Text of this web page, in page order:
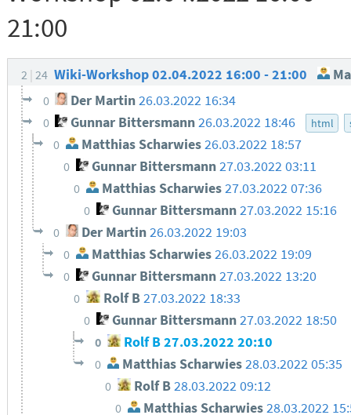
21:00
2 24 Wiki-Workshop 02.04.2022 16:00 - 21:00
0 Der Martin26.03.2022 16:34
0 Gunnar Bittersmann26.03.2022 18:46 html
0 Matthias Scharwies 26.03.2022 18:57
0 Gunnar Bittersmann27.03.2022 03:11
0 Matthias Scharwies27.03.2022 07:36
0 Gunnar Bittersmann27.03.2022 15:16
0 Der Martin 26.03.2022 19:03
0 Matthias Scharwies26.03.2022 19:09
0 Gunnar Bittersmann27.03.2022 13:20
0 Rolf B27.03.2022 18:33
0 Gunnar Bittersmann27.03.2022 18:50
0 Rolf B27.03.2022 20:10
0 Matthias Scharwies28.03.2022 05:35
0 Rolf B28.03.2022 09:12
0 Matthias Scharwies28.03.2022